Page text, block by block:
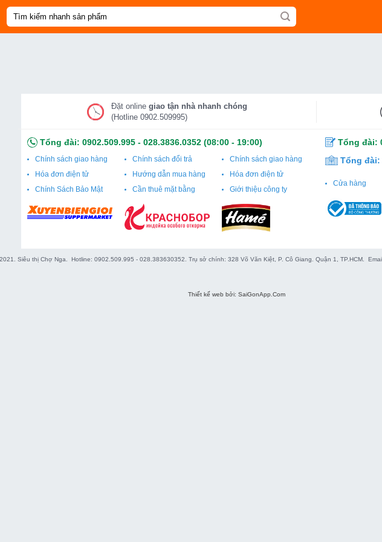
Tìm
kiếm:
Đặt online giao tận nhà nhanh chóng
(Hotline 0902.509995)
Tổng đài:0902.509.995 -028.3836.0352 (08:00 - 19:00)
Chính sách giao hàng
Hóa đơn điện tử
Chính Sách Bảo Mật
Chính sách đổi trả
Hướng dẫn mua hàng
Cần thuê mặt bằng
Chính sách giao hàng
Hóa đơn điện tử
Giới thiệu công ty
Tổng đài:
Tổng đài:
Cửa hàng
Siêu thị Chợ Nga. Hotline: 0902.509.995 - 028.383630352. Trụ sở chính: 328 Võ Văn Kiệt, P. Cô Giang. Quận 1, TP.HCM.
Thiết kế web bởi: SaiGonApp.Com